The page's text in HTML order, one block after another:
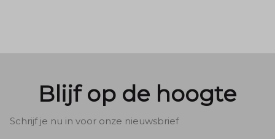
Blijf op de hoogte
Schrijf je nu in voor onze nieuwsbrief